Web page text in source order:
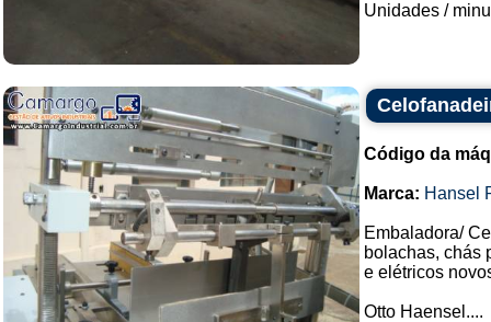
Unidades /
Código da
Marca: Hansel
Embaladora/
bolachas, chás
e elétricos
Otto Haensel....